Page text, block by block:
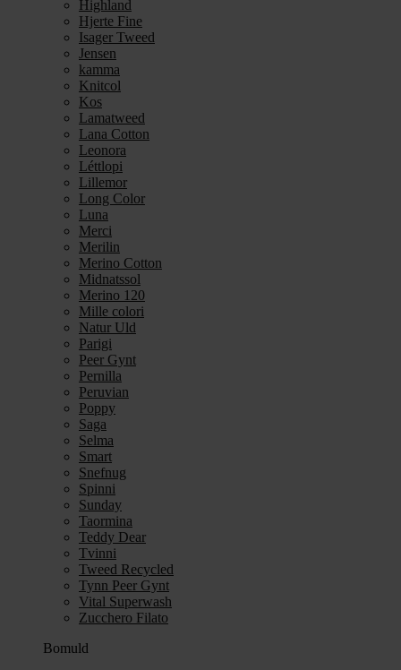
Highland
Hjerte Fine
Isager Tweed
Jensen
kamma
Knitcol
Kos
Lamatweed
Lana Cotton
Leonora
Léttlopi
Lillemor
Long Color
Luna
Merci
Merilin
Merino Cotton
Midnatssol
Merino 120
Mille colori
Natur Uld
Parigi
Peer Gynt
Pernilla
Peruvian
Poppy
Saga
Selma
Smart
Snefnug
Spinni
Sunday
Taormina
Teddy Dear
Tvinni
Tweed Recycled
Tynn Peer Gynt
Vital Superwash
Zucchero Filato
Bomuld